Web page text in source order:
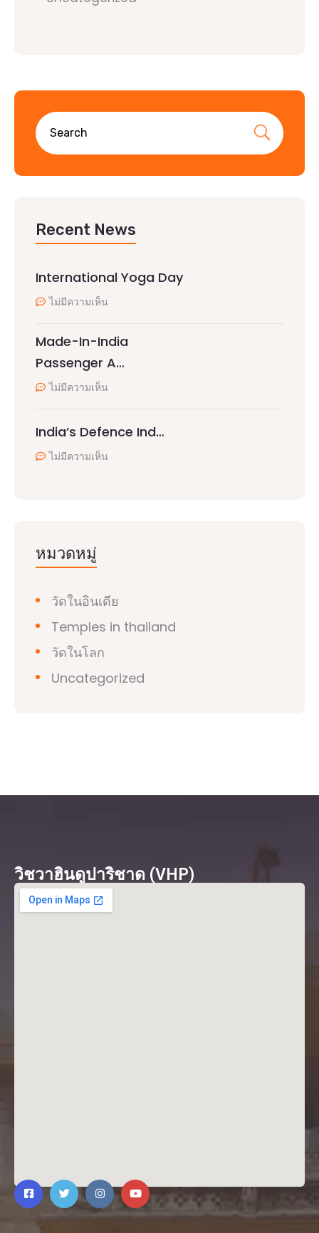
Recent News
International Yoga Day
ไม่มีความเห็น
Made-In-India
Passenger A…
ไม่มีความเห็น
India’s Defence Ind…
ไม่มีความเห็น
หมวดหมู่
วัดในอินเดีย
Temples in thailand
วัดในโลก
Uncategorized
วิชวาฮินดูปาริชาด (VHP)